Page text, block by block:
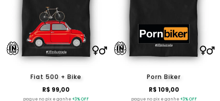
Fiat 500 + Bike
R$ 99,00
pague no pix e ganhe+3% OFF
Porn Biker
R$ 109,00
pague no pix e ganhe+3% OFF